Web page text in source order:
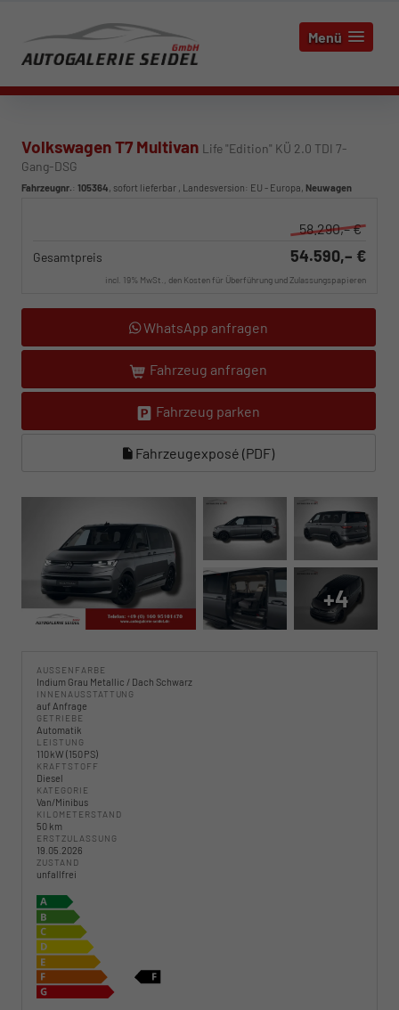
Menü
Volkswagen T7 Multivan Life "Edition" KÜ 2.0 TDI 7-
Gang-DSG
Fahrzeugnr.: 105364, sofort lieferbar , Landesversion: EU - Europa, Neuwagen
58.290,– €
Gesamtpreis 54.590,– €
incl. 19% MwSt., den Kosten für Überführung und Zulassungspapieren
WhatsApp anfragen
Fahrzeug anfragen
Fahrzeug parken
Fahrzeugexposé (PDF)
+4
AUSSENFARBE
Indium Grau Metallic / Dach Schwarz
INNENAUSSTATTUNG
auf Anfrage
GETRIEBE
Automatik
LEISTUNG
110 kW (150 PS)
KRAFTSTOFF
Diesel
KATEGORIE
Van/Minibus
KILOMETERSTAND
50 km
ERSTZULASSUNG
19.05.2026
ZUSTAND
unfallfrei